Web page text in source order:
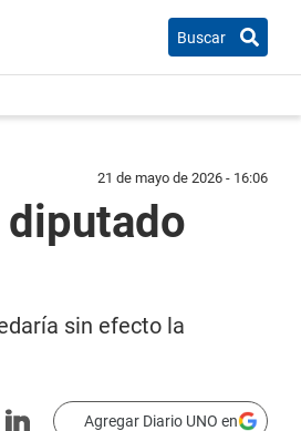
Buscar
21 de mayo de 2026 - 16:06
sin efecto la
Agregar Diario UNO en